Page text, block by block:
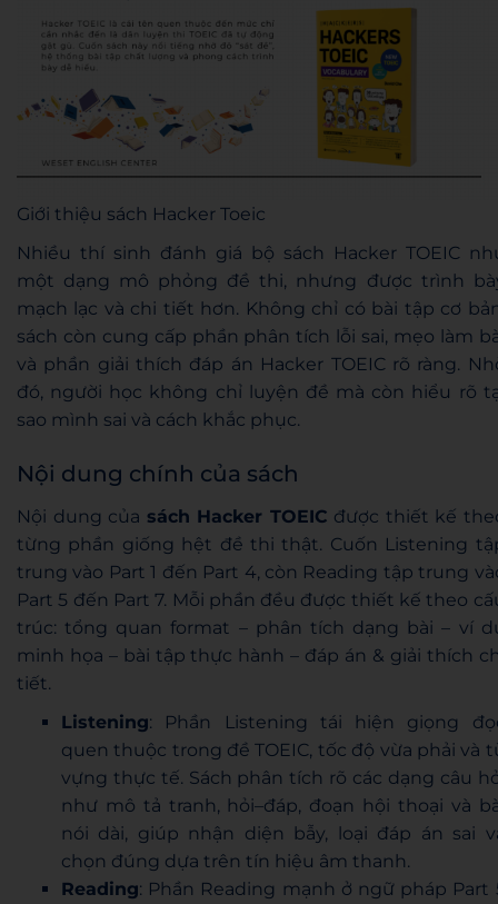
Giới thiệu sách Hacker Toeic
Nhiều thí sinh đánh giá bộ sách Hacker TOEIC
một dạng mô phỏng đề thi, nhưng được trình
mạch lạc và chi tiết hơn. Không chỉ có bài tập cơ
sách còn cung cấp phần phân tích lỗi sai, mẹo làm
và phần giải thích đáp án Hacker TOEIC rõ ràng.
đó, người học không chỉ luyện đề mà còn hiểu rõ
sao mình sai và cách khắc phục.
Nội dung chính của sách
Nội dung của sách Hacker TOEIC được thiết kế
từng phần giống hệt đề thi thật. Cuốn Listening
trung vào Part 1 đến Part 4, còn Reading tập trung
Part 5 đến Part 7. Mỗi phần đều được thiết kế theo
trúc: tổng quan format – phân tích dạng bài – ví
minh họa – bài tập thực hành – đáp án & giải thích
tiết.
Listening: Phần Listening tái hiện giọng
quen thuộc trong đề TOEIC, tốc độ vừa phải và
vựng thực tế. Sách phân tích rõ các dạng câu
như mô tả tranh, hỏi–đáp, đoạn hội thoại và
nói dài, giúp nhận diện bẫy, loại đáp án sai
chọn đúng dựa trên tín hiệu âm thanh.
Reading: Phần Reading mạnh ở ngữ pháp Part